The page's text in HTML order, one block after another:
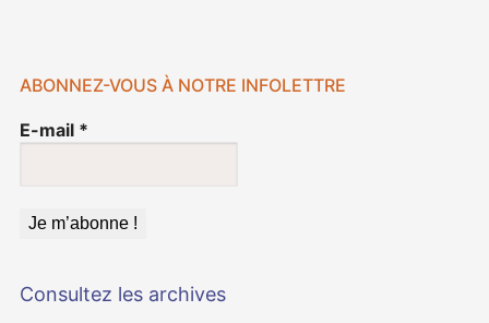
ABONNEZ-VOUS À NOTRE INFOLETTRE
E-mail *
Consultez les archives